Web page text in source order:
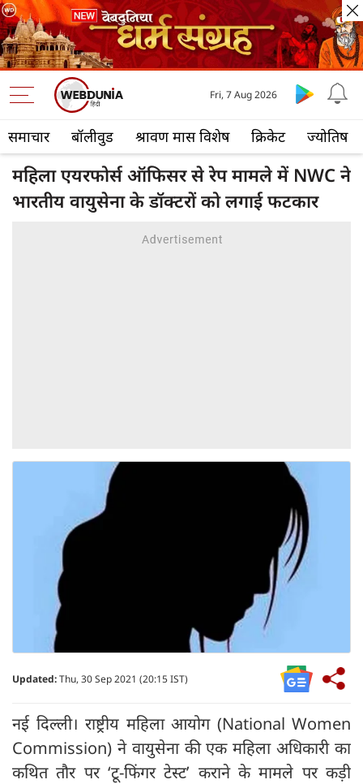
समाचार बॉलीवुड श्रावण मास विशेष क्रिकेट ज्योतिष
Fri, 7 Aug 2026
महिला एयरफोर्स ऑफिसर से रेप मामले में NWC ने
भारतीय वायुसेना के डॉक्टरों को लगाई फटकार
Updated:Thu, 30 Sep 2021 (20:15 IST)
नई दिल्ली। राष्ट्रीय महिला आयोग (National Women
Commission) ने वायुसेना की एक महिला अधिकारी का
कथित तौर पर ‘टू-फिंगर टेस्ट’ कराने के मामले पर कड़ी